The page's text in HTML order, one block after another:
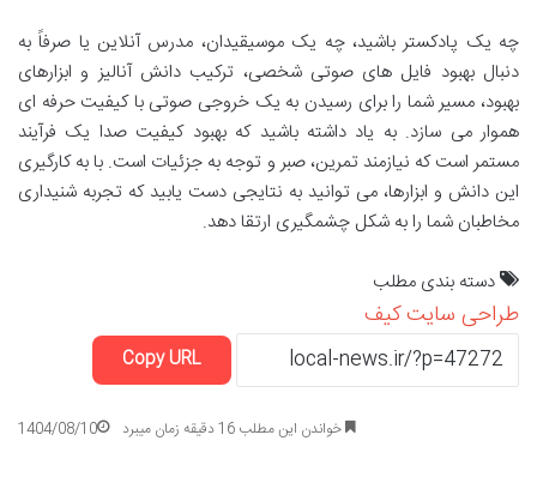
چه یک پادکستر باشید، چه یک موسیقیدان، مدرس آنلاین یا صرفاً به
دنبال بهبود فایل های صوتی شخصی، ترکیب دانش آنالیز و ابزارهای
بهبود، مسیر شما را برای رسیدن به یک خروجی صوتی با کیفیت حرفه ای
هموار می سازد. به یاد داشته باشید که بهبود کیفیت صدا یک فرآیند
مستمر است که نیازمند تمرین، صبر و توجه به جزئیات است. با به کارگیری
این دانش و ابزارها، می توانید به نتایجی دست یابید که تجربه شنیداری
مخاطبان شما را به شکل چشمگیری ارتقا دهد.
دسته بندی مطلب
طراحی سایتکیف
Copy URL
1404/08/10 خواندن این مطلب 16 دقیقه زمان میبرد